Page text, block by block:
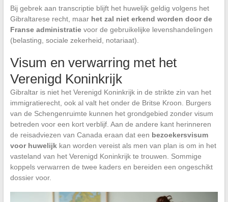
Bij gebrek aan transcriptie blijft het huwelijk geldig volgens het
Gibraltarese recht, maar het zal niet erkend worden door de
Franse administratievoor de gebruikelijke levenshandelingen
(belasting, sociale zekerheid, notariaat).
Visum en verwarring met het
Verenigd Koninkrijk
Gibraltar is niet het Verenigd Koninkrijk in de strikte zin van het
immigratierecht, ook al valt het onder de Britse Kroon. Burgers
van de Schengenruimte kunnen het grondgebied zonder visum
betreden voor een kort verblijf. Aan de andere kant herinneren
de reisadviezen van Canada eraan dat een bezoekersvisum
voor huwelijkkan worden vereist als men van plan is om in het
vasteland van het Verenigd Koninkrijk te trouwen. Sommige
koppels verwarren de twee kaders en bereiden een ongeschikt
dossier voor.